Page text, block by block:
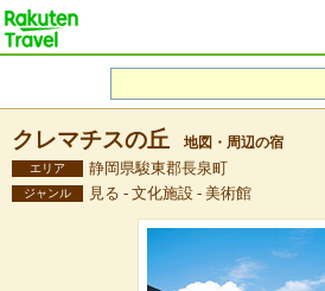
クレマチスの丘 地図・周辺の宿
エリア 静岡県駿東郡長泉町
ジャンル 見る - 文化施設 - 美術館